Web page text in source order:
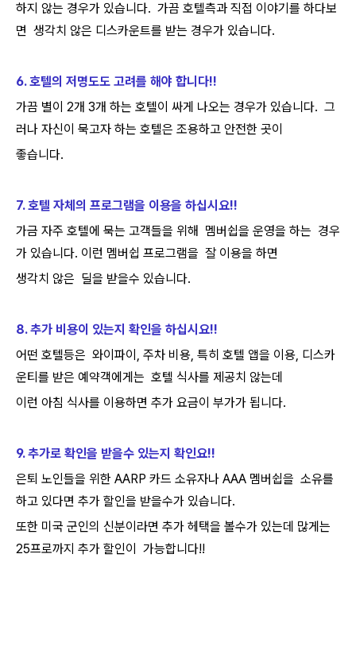
하지 않는 경우가 있습니다. 가끔 호텔측과 직접 이야기를 하다보
면 생각치 않은 디스카운트를 받는 경우가 있습니다.
6. 호텔의 저명도도 고려를 해야 합니다!!
가끔 별이 2개 3개 하는 호텔이 싸게 나오는 경우가 있습니다. 그
러나 자신이 묵고자 하는 호텔은 조용하고 안전한 곳이
좋습니다.
7. 호텔 자체의 프로그램을 이용을 하십시요!!
가금 자주 호텔에 묵는 고객들을 위해 멤버쉽을 운영을 하는 경우
가 있습니다. 이런 멤버쉽 프로그램을 잘 이용을 하면
생각치 않은 딜을 받을수 있습니다.
8. 추가 비용이 있는지 확인을 하십시요!!
어떤 호텔등은 와이파이, 주차 비용, 특히 호텔 앱을 이용, 디스카
운티를 받은 예약객에게는 호텔 식사를 제공치 않는데
이런 아침 식사를 이용하면 추가 요금이 부가가 됩니다.
9. 추가로 확인을 받을수 있는지 확인요!!
은퇴 노인들을 위한 AARP 카드 소유자나 AAA 멤버쉽을 소유를
하고 있다면 추가 할인을 받을수가 있습니다.
또한 미국 군인의 신분이라면 추가 헤택을 볼수가 있는데 많게는
25프로까지 추가 할인이 가능합니다!!